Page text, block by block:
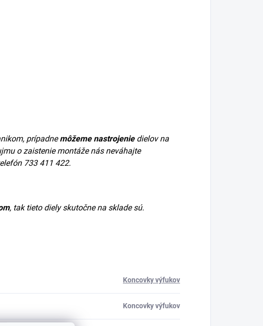
prípadnemôžeme nastrojeniedielov na
o zaistenie montáže nás neváhajte
733 411 422.
, tak tieto diely skutočne na sklade sú.
Koncovky výfukov
Koncovky výfukov